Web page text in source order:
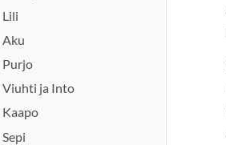
Lili
Aku
Purjo
Viuhti ja Into
Kaapo
Sepi